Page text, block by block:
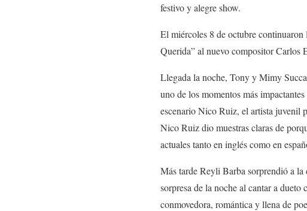
festivo y alegre show.
El miércoles 8 de octubre continuaron
Querida” al nuevo compositor Carlos
Llegada la noche, Tony y Mimy
uno de los momentos más
escenario Nico Ruiz, el artista juvenil
Nico Ruiz dio muestras claras de
actuales tanto en inglés como en
Más tarde Reyli Barba sorprendió a
sorpresa de la noche al cantar a
conmovedora, romántica y llena de